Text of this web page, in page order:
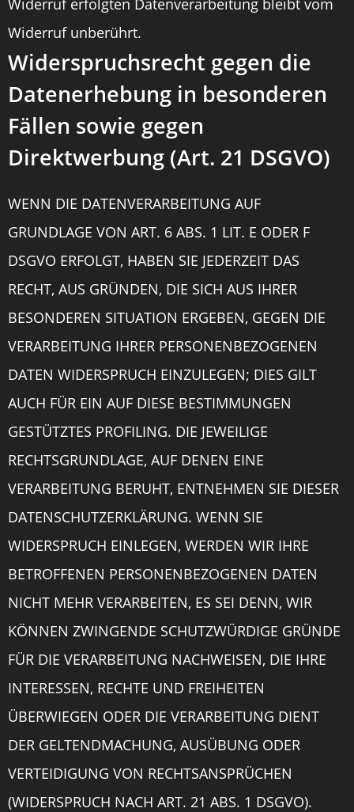
Widerruf erfolgten Datenverarbeitung bleibt vom
Widerruf unberührt.
Widerspruchsrecht gegen die
Datenerhebung in besonderen
Fällen sowie gegen
Direktwerbung (Art. 21 DSGVO)
WENN DIE DATENVERARBEITUNG AUF
GRUNDLAGE VON ART. 6 ABS. 1 LIT. E ODER F
DSGVO ERFOLGT, HABEN SIE JEDERZEIT DAS
RECHT, AUS GRÜNDEN, DIE SICH AUS IHRER
BESONDEREN SITUATION ERGEBEN, GEGEN DIE
VERARBEITUNG IHRER PERSONENBEZOGENEN
DATEN WIDERSPRUCH EINZULEGEN; DIES GILT
AUCH FÜR EIN AUF DIESE BESTIMMUNGEN
GESTÜTZTES PROFILING. DIE JEWEILIGE
RECHTSGRUNDLAGE, AUF DENEN EINE
VERARBEITUNG BERUHT, ENTNEHMEN SIE DIESER
DATENSCHUTZERKLÄRUNG. WENN SIE
WIDERSPRUCH EINLEGEN, WERDEN WIR IHRE
BETROFFENEN PERSONENBEZOGENEN DATEN
NICHT MEHR VERARBEITEN, ES SEI DENN, WIR
KÖNNEN ZWINGENDE SCHUTZWÜRDIGE GRÜNDE
FÜR DIE VERARBEITUNG NACHWEISEN, DIE IHRE
INTERESSEN, RECHTE UND FREIHEITEN
ÜBERWIEGEN ODER DIE VERARBEITUNG DIENT
DER GELTENDMACHUNG, AUSÜBUNG ODER
VERTEIDIGUNG VON RECHTSANSPRÜCHEN
(WIDERSPRUCH NACH ART. 21 ABS. 1 DSGVO).